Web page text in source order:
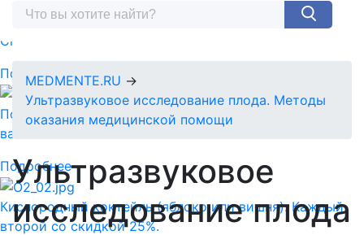
Спермограмма + MAR тест = 5890 руб.
Подробнее
Подарочный сертификат-идеальный подарок для
ваших близких!
Подробнее
Кислородный коктейль (яблоко или вишня). Каждый
второй со скидкой 25%.
MEDMENTE.RU →
Ультразвуковое исследование плода. Методы
оказания медицинской помощи
Ультразвуковое
исследование плода